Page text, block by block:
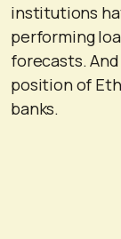
institutions
performing
forecasts.
position of
banks.